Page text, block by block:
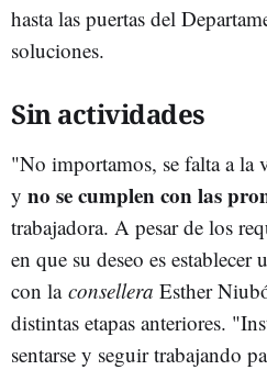
hasta las puertas del
soluciones.
Sin actividades
"No importamos, se falta a la
y no se cumplen con las
trabajadora. A pesar de los
en que su deseo es
con la consellera Esther
distintas etapas anteriores.
sentarse y seguir trabajando